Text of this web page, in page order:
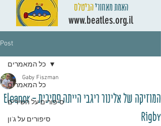
האמת מאחוריהביטלס
www.beatles.org.il
Post
כל המאמרים
סיפורים על השירים
סיפורים על ג'ון
כל המאמרים
המוזיקה של אלינור ריגבי הייתה פסיכית - Eleanor
Rigby
Gaby Fiszman